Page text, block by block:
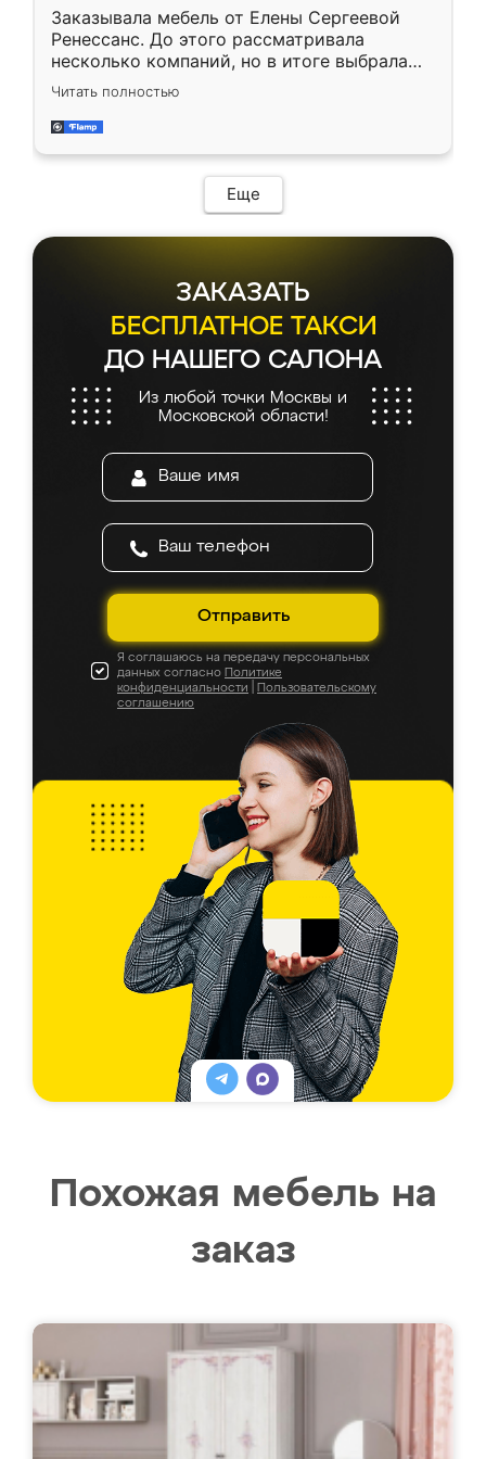
Заказывала мебель от Елены Сергеевой
Ренессанс. До этого рассматривала
несколько компаний, но в итоге выбрала
эту. Сначала обговорили условия, потом
приехал замерщик, всё спокойно объяснил
и снял размеры. Изготовили в срок, с
мебель сразу встала на свое место без
каких-либо доработок. Качеством осталась
довольна, все выглядит так, как и ожидала.
Читать полностью
Еще
ЗАКАЗАТЬ
БЕСПЛАТНОЕ ТАКСИ
ДО НАШЕГО САЛОНА
Из любой точки Москвы и
Московской области!
Отправить
Я соглашаюсь на передачу персональных
данных согласно Политике
конфиденциальности
Пользовательскому
соглашению
Похожая мебель на
заказ